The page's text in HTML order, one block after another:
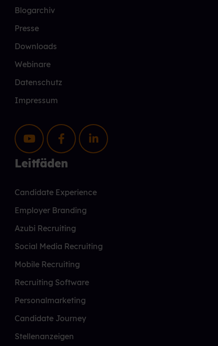
Blogarchiv
Presse
Downloads
Webinare
Datenschutz
Impressum
Leitfäden
Candidate Experience
Employer Branding
Azubi Recruiting
Social Media Recruiting
Mobile Recruiting
Recruiting Software
Personalmarketing
Candidate Journey
Stellenanzeigen